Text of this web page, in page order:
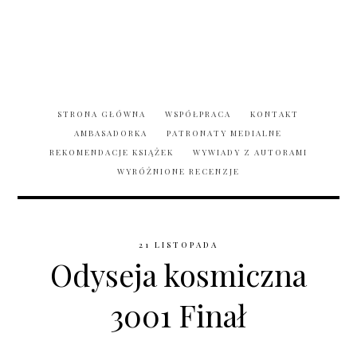
STRONA GŁÓWNA WSPÓŁPRACA
KONTAKT
AMBASADORKA
PATRONATY MEDIALNE
REKOMENDACJE KSIĄŻEK
WYWIADY Z AUTORAMI
WYRÓŻNIONE RECENZJE
21 LISTOPADA
Odyseja kosmiczna
3001 Finał